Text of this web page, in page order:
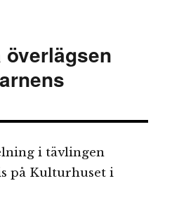
överlägsen
i tävlingen
på Kulturhuset i